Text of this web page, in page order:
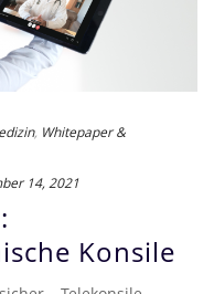
, Whitepaper &
14, 2021
Konsile